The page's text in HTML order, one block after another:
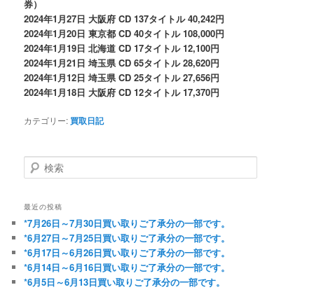
券）
2024年1月27日 大阪府 CD 137タイトル 40,242円
2024年1月20日 東京都 CD 40タイトル 108,000円
2024年1月19日 北海道 CD 17タイトル 12,100円
2024年1月21日 埼玉県 CD 65タイトル 28,620円
2024年1月12日 埼玉県 CD 25タイトル 27,656円
2024年1月18日 大阪府 CD 12タイトル 17,370円
カテゴリー: 買取日記
検索
最近の投稿
*7月26日～7月30日買い取りご了承分の一部です。
*6月27日～7月25日買い取りご了承分の一部です。
*6月17日～6月26日買い取りご了承分の一部です。
*6月14日～6月16日買い取りご了承分の一部です。
*6月5日～6月13日買い取りご了承分の一部です。